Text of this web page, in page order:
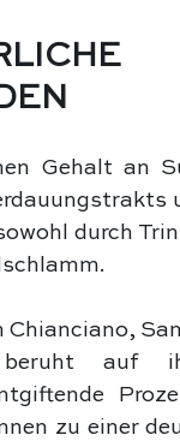
Gehalt an
durch
auf
zu einer